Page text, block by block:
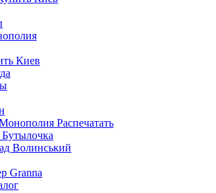
Киев
Распечатать
Волинський
Granna